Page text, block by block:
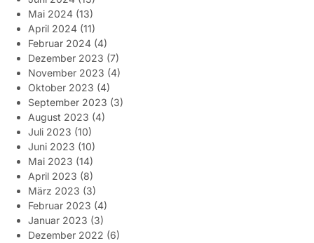
Mai 2024 (13)
April 2024 (11)
Februar 2024 (4)
Dezember 2023 (7)
November 2023 (4)
Oktober 2023 (4)
September 2023 (3)
August 2023 (4)
Juli 2023 (10)
Juni 2023 (10)
Mai 2023 (14)
April 2023 (8)
März 2023 (3)
Februar 2023 (4)
Januar 2023 (3)
Dezember 2022 (6)